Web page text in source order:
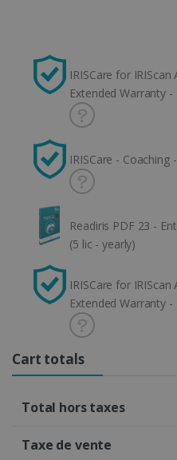
IRISCare for IRIScan
Extended Warranty -
IRISCare - Coaching
Readiris PDF 23 -
(5 lic - yearly)
IRISCare for IRIScan
Extended Warranty -
Cart totals
Total hors taxes
Taxe de vente